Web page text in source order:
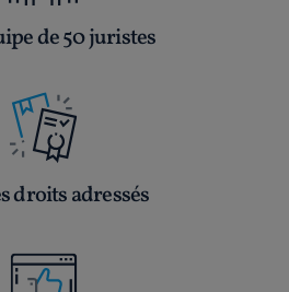
de 50 juristes
droits adressés